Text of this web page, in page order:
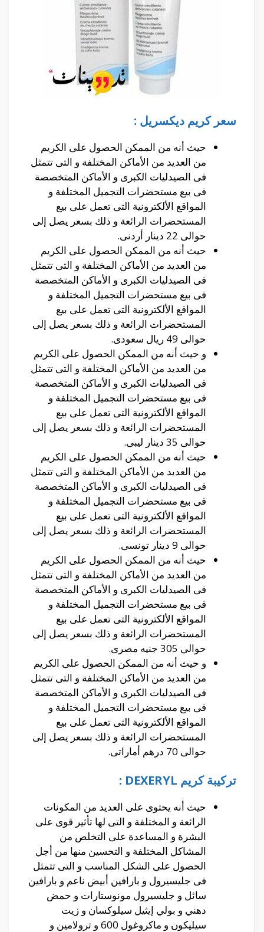
سعر كريم ديكسريل :
حيث أنه من الممكن الحصول على الكريم
من العديد من الأماكن المختلفة و التى تتمثل
فى الصيدليات الكبرى و الأماكن المتخصصة
فى بيع مستحضرات التجميل المختلفة و
المواقع الألكترونية التى تعمل على بيع
المستحضرات الرائعة و ذلك بسعر يصل إلى
حوالى 22 دينار أردنى.
حيث أنه من الممكن الحصول على الكريم
من العديد من الأماكن المختلفة و التى تتمثل
فى الصيدليات الكبرى و الأماكن المتخصصة
فى بيع مستحضرات التجميل المختلفة و
المواقع الألكترونية التى تعمل على بيع
المستحضرات الرائعة و ذلك بسعر يصل إلى
حوالى 49 ريال سعودى.
و حيث أنه من الممكن الحصول على الكريم
من العديد من الأماكن المختلفة و التى تتمثل
فى الصيدليات الكبرى و الأماكن المتخصصة
فى بيع مستحضرات التجميل المختلفة و
المواقع الألكترونية التى تعمل على بيع
المستحضرات الرائعة و ذلك بسعر يصل إلى
حوالى 35 دينار ليبى.
حيث أنه من الممكن الحصول على الكريم
من العديد من الأماكن المختلفة و التى تتمثل
فى الصيدليات الكبرى و الأماكن المتخصصة
فى بيع مستحضرات التجميل المختلفة و
المواقع الألكترونية التى تعمل على بيع
المستحضرات الرائعة و ذلك بسعر يصل إلى
حوالى 9 دينار تونسى.
حيث أنه من الممكن الحصول على الكريم
من العديد من الأماكن المختلفة و التى تتمثل
فى الصيدليات الكبرى و الأماكن المتخصصة
فى بيع مستحضرات التجميل المختلفة و
المواقع الألكترونية التى تعمل على بيع
المستحضرات الرائعة و ذلك بسعر يصل إلى
حوالى 305 جنيه مصرى.
و حيث أنه من الممكن الحصول على الكريم
من العديد من الأماكن المختلفة و التى تتمثل
فى الصيدليات الكبرى و الأماكن المتخصصة
فى بيع مستحضرات التجميل المختلفة و
المواقع الألكترونية التى تعمل على بيع
المستحضرات الرائعة و ذلك بسعر يصل إلى
حوالى 70 درهم أماراتى.
تركيبة كريم DEXERYL :
حيث أنه يحتوى على العديد من المكونات
الرائعة و المختلفة و التى لها تأثير قوى على
البشرة و المساعدة على التخلص من
المشاكل المختلفة و التحسين منها من أجل
الحصول على الشكل المناسب و التى تتمثل
فى جليسيرول و بارافين أبيض ناعم و بارافين
سائل و جليسيرول مونوستارات و حمض
دهني و بولي إيثيل سيلوكسان و زيت
سيليكون و ماكروغول 600 و ترولامين و